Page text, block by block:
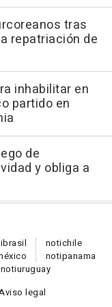
tras
repatriación de
inhabilitar en
partido en
de
y obliga a
brasil notichile
notipanama
notiuruguay
legal